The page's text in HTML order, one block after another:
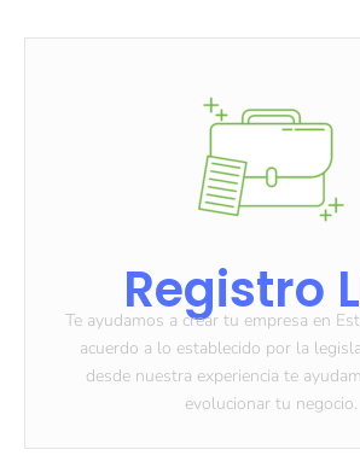
Registro
Te ayudamos a crear tu empresa en
acuerdo a lo establecido por la
desde nuestra experiencia te
evolucionar tu negocio.